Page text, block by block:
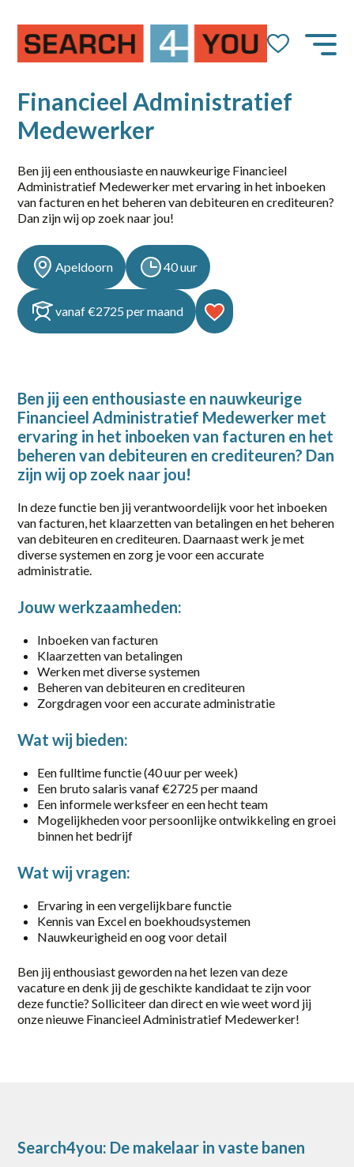
Financieel Administratief
Medewerker
Ben jij een enthousiaste en nauwkeurige Financieel
Administratief Medewerker met ervaring in het inboeken
van facturen en het beheren van debiteuren en crediteuren?
Dan zijn wij op zoek naar jou!
Apeldoorn 40 uur
vanaf €2725 per maand
Ben jij een enthousiaste en nauwkeurige
Financieel Administratief Medewerker met
ervaring in het inboeken van facturen en het
beheren van debiteuren en crediteuren? Dan
zijn wij op zoek naar jou!
In deze functie ben jij verantwoordelijk voor het inboeken
van facturen, het klaarzetten van betalingen en het beheren
van debiteuren en crediteuren. Daarnaast werk je met
diverse systemen en zorg je voor een accurate
administratie.
Jouw werkzaamheden:
Inboeken van facturen
Klaarzetten van betalingen
Werken met diverse systemen
Beheren van debiteuren en crediteuren
Zorgdragen voor een accurate administratie
Wat wij bieden:
Een fulltime functie (40 uur per week)
Een bruto salaris vanaf €2725 per maand
Een informele werksfeer en een hecht team
Mogelijkheden voor persoonlijke ontwikkeling en groei
binnen het bedrijf
Wat wij vragen:
Ervaring in een vergelijkbare functie
Kennis van Excel en boekhoudsystemen
Nauwkeurigheid en oog voor detail
Ben jij enthousiast geworden na het lezen van deze
vacature en denk jij de geschikte kandidaat te zijn voor
deze functie? Solliciteer dan direct en wie weet word jij
onze nieuwe Financieel Administratief Medewerker!
Search4you: De makelaar in vaste banen
Job Alert
Naam
E-mail
dienstverband
10-36
20-36 uur
24 - 40
24 - 40 uur
32-40 uur
36
36 uur
40 uur
Full-time
locatie
Almelo
Apeldoorn
Deventer
Eerbeek
Heerde